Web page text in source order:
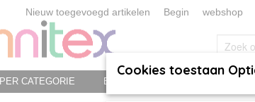
Nieuw toegevoegd artikelen Begin webshop
PER CATEGORIE BED-, BAD-, KEUKEN EN
Cookies toestaan